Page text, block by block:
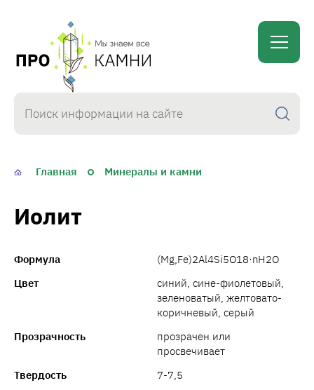
proKamni
Главная Минералы и камни
Иолит
Формула
(Mg,Fe)2Al4Si5O18·nH2O
Цвет
синий, сине-фиолетовый,
зеленоватый, желтовато-
коричневый, серый
Прозрачность
прозрачен или
просвечивает
Твердость
7-7,5